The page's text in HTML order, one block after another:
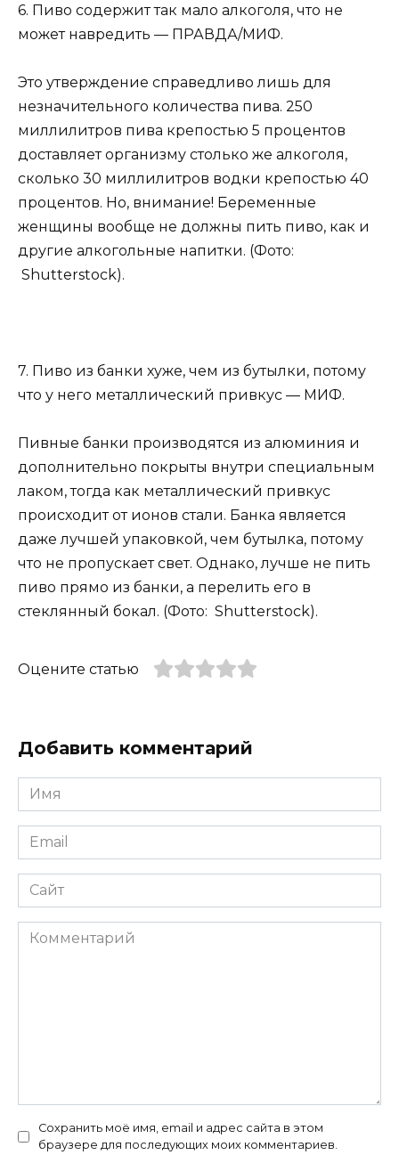
6. Пиво содержит так мало алкоголя, что не
может навредить — ПРАВДА/МИФ.
Это утверждение справедливо лишь для
незначительного количества пива. 250
миллилитров пива крепостью 5 процентов
доставляет организму столько же алкоголя,
сколько 30 миллилитров водки крепостью 40
процентов. Но, внимание! Беременные
женщины вообще не должны пить пиво, как и
другие алкогольные напитки. (Фото:
Shutterstock).
7. Пиво из банки хуже, чем из бутылки, потому
что у него металлический привкус — МИФ.
Пивные банки производятся из алюминия и
дополнительно покрыты внутри специальным
лаком, тогда как металлический привкус
происходит от ионов стали. Банка является
даже лучшей упаковкой, чем бутылка, потому
что не пропускает свет. Однако, лучше не пить
пиво прямо из банки, а перелить его в
стеклянный бокал. (Фото: Shutterstock).
Оцените статью
Добавить комментарий
Имя
*
Email
*
Сайт
Комментарий
Сохранить моё имя, email и адрес сайта в этом
браузере для последующих моих комментариев.